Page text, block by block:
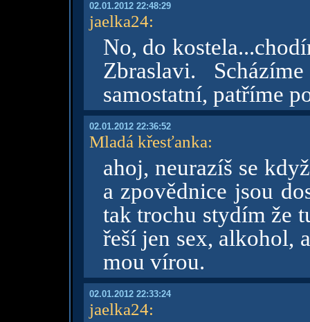
02.01.2012 22:48:29
jaelka24:
No, do
Zbraslavi.
samostatní, patříme
02.01.2012 22:36:52
Mladá křesťanka:
ahoj, neurazíš se
a zpovědnice jsou
tak trochu stydím že
řeší jen sex, alkohol,
mou vírou.
02.01.2012 22:33:24
jaelka24: